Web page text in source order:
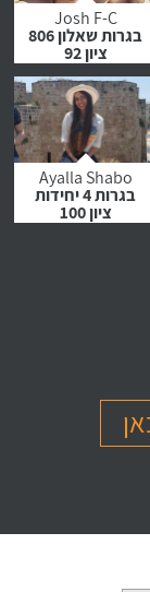
Josh F-C
בגרות שאלון 806
ציון 92
לחץ לצפייה
בהמלצה
Ayalla Shabo
בגרות 4 יחידות
ציון 100
לחץ לצפייה
ציון 100